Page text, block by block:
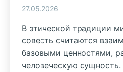
27.05.2026
В этической традиции
совесть считаются
базовыми ценностями,
человеческую сущность.